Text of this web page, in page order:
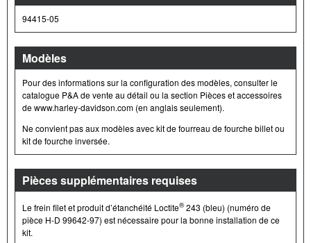
94415-05
Modèles
Pour des informations sur la configuration des modèles, consulter le
catalogue P&A de vente au détail ou la section Pièces et accessoires
de www.harley-davidson.com (en anglais seulement).
Ne convient pas aux modèles avec kit de fourreau de fourche billet ou
kit de fourche inversée.
Pièces supplémentaires requises
Le frein filet et produit d’étanchéité Loctite®243 (bleu) (numéro de
pièce H-D 99642-97) est nécessaire pour la bonne installation de ce
kit.